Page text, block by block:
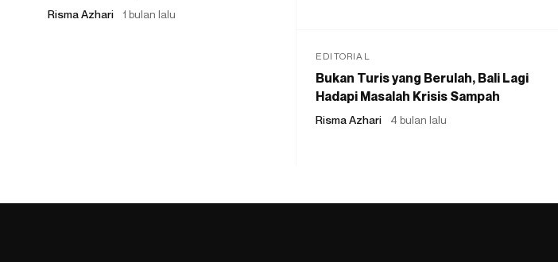
Risma Azhari 1 bulan lalu
EDITORIAL
Bukan Turis yang Berulah, Bali Lagi
Hadapi Masalah Krisis Sampah
Risma Azhari 4 bulan lalu